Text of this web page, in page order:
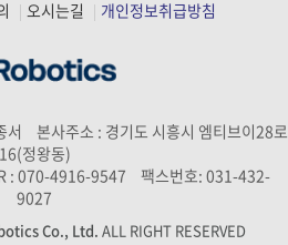
오시는길 개인정보취급방침
서
본사주소 : 경기도 시흥시 엠티브이28로
16(정왕동)
: 070-4916-9547
팩스번호: 031-432-
9027
Co., Ltd. ALL RIGHT RESERVED